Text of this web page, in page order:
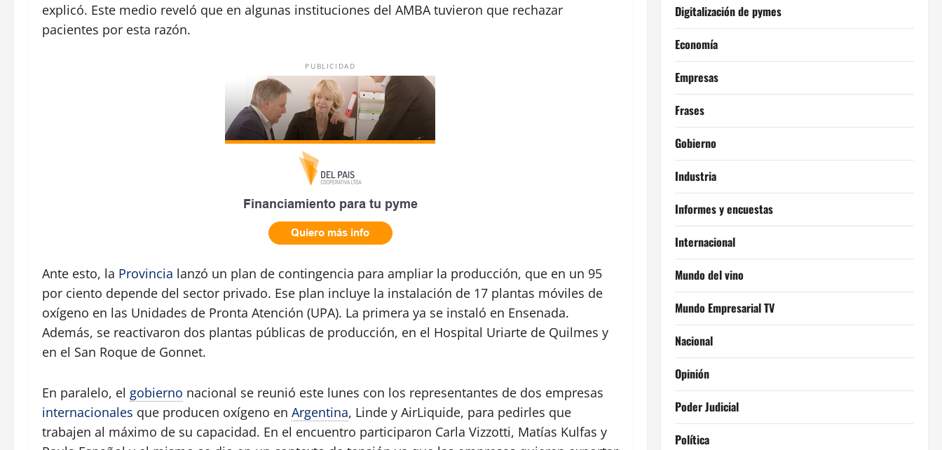
explicó. Este medio reveló que en algunas instituciones del AMBA tuvieron que rechazar
pacientes por esta razón.
PUBLICIDAD
Ante esto, la Provincia lanzó un plan de contingencia para ampliar la producción, que en un 95
por ciento depende del sector privado. Ese plan incluye la instalación de 17 plantas móviles de
oxígeno en las Unidades de Pronta Atención (UPA). La primera ya se instaló en Ensenada.
Además, se reactivaron dos plantas públicas de producción, en el Hospital Uriarte de Quilmes y
en el San Roque de Gonnet.
En paralelo, el gobierno nacional se reunió este lunes con los representantes de dos empresas
internacionales que producen oxígeno en Argentina, Linde y AirLiquide, para pedirles que
trabajen al máximo de su capacidad. En el encuentro participaron Carla Vizzotti, Matías Kulfas y
Digitalización de pymes
Economía
Empresas
Frases
Gobierno
Industria
Informes y encuestas
Internacional
Mundo del vino
Mundo Empresarial TV
Nacional
Opinión
Poder Judicial
Política